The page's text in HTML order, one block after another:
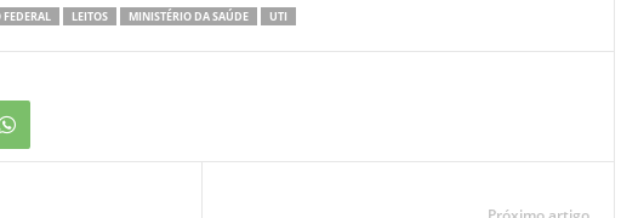
LEITOS MINISTÉRIO DA SAÚDE UTI